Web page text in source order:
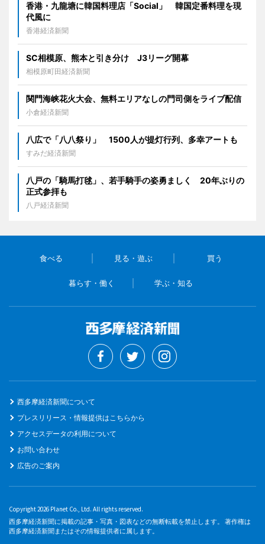
香港・九龍塘に韓国料理店「Social」 韓国定番料理を現
代風に
香港経済新聞
SC相模原、熊本と引き分け J3リーグ開幕
相模原町田経済新聞
関門海峡花火大会、無料エリアなしの門司側をライブ配信
小倉経済新聞
八広で「八八祭り」 1500人が提灯行列、多幸アートも
すみだ経済新聞
八戸の「騎馬打毬」、若手騎手の姿勇ましく 20年ぶりの
正式参拝も
八戸経済新聞
食べる 見る・遊ぶ 買う
暮らす・働く 学ぶ・知る
西多摩経済新聞について
プレスリリース・情報提供はこちらから
アクセスデータの利用について
お問い合わせ
広告のご案内
Copyright 2026 Planet Co., Ltd. All rights reserved.
西多摩経済新聞に掲載の記事・写真・図表などの無断転載を禁止します。 著作権は
西多摩経済新聞またはその情報提供者に属します。